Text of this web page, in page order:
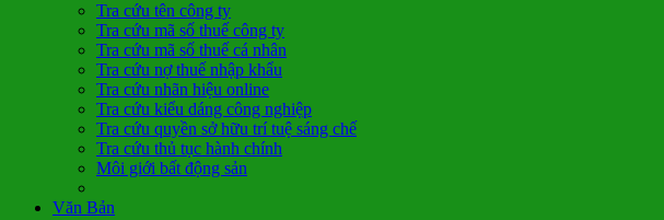
Tra cứu tên công ty
Tra cứu mã số thuế công ty
Tra cứu mã số thuế cá nhân
Tra cứu nợ thuế nhập khẩu
Tra cứu nhãn hiệu online
Tra cứu kiểu dáng công nghiệp
Tra cứu quyền sở hữu trí tuệ sáng chế
Tra cứu thủ tục hành chính
Môi giới bất động sản
Văn Bản